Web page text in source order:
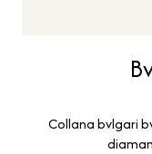
Collana bvlgari